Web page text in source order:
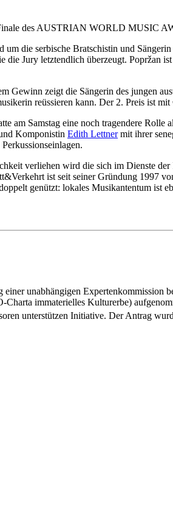
des AUSTRIAN WORLD MUSIC
die serbische Bratschistin und Sängerin
die Jury letztendlich überzeugt. Popržan
Gewinn zeigt die Sängerin des jungen
reüssieren kann. Der 2. Preis ist
am Samstag eine noch tragendere
Komponistin Edith Lettnermit ihrer
verliehen wird die sich im Dienste
ist seit seiner Gründung 1997
genützt: lokales Musikantentum ist
unabhängigen Expertenkommission
immaterielles Kulturerbe)
unterstützen Initiative. Der Antrag